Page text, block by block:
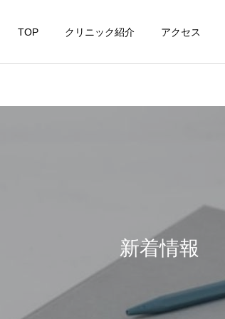
TOP クリニック紹介 アクセス
新着情報